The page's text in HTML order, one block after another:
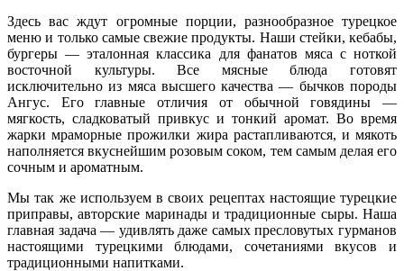
Здесь вас ждут огромные порции, разнообразное турецкое
меню и только самые свежие продукты. Наши стейки, кебабы,
бургеры — эталонная классика для фанатов мяса с ноткой
восточной культуры. Все мясные блюда готовят
исключительно из мяса высшего качества — бычков породы
Ангус. Его главные отличия от обычной говядины —
мягкость, сладковатый привкус и тонкий аромат. Во время
жарки мраморные прожилки жира растапливаются, и мякоть
наполняется вкуснейшим розовым соком, тем самым делая его
сочным и ароматным.
Мы так же используем в своих рецептах настоящие турецкие
приправы, авторские маринады и традиционные сыры. Наша
главная задача — удивлять даже самых пресловутых гурманов
настоящими турецкими блюдами, сочетаниями вкусов и
традиционными напитками.